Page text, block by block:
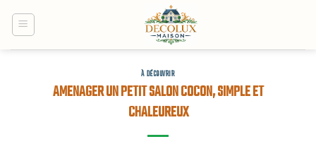
À DÉCOUVRIR
AMENAGER UN PETIT SALON COCON, SIMPLE ET
CHALEUREUX